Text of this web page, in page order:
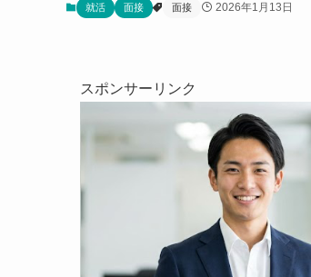
就活 面接 面接 2026年1月13日
スポンサーリンク